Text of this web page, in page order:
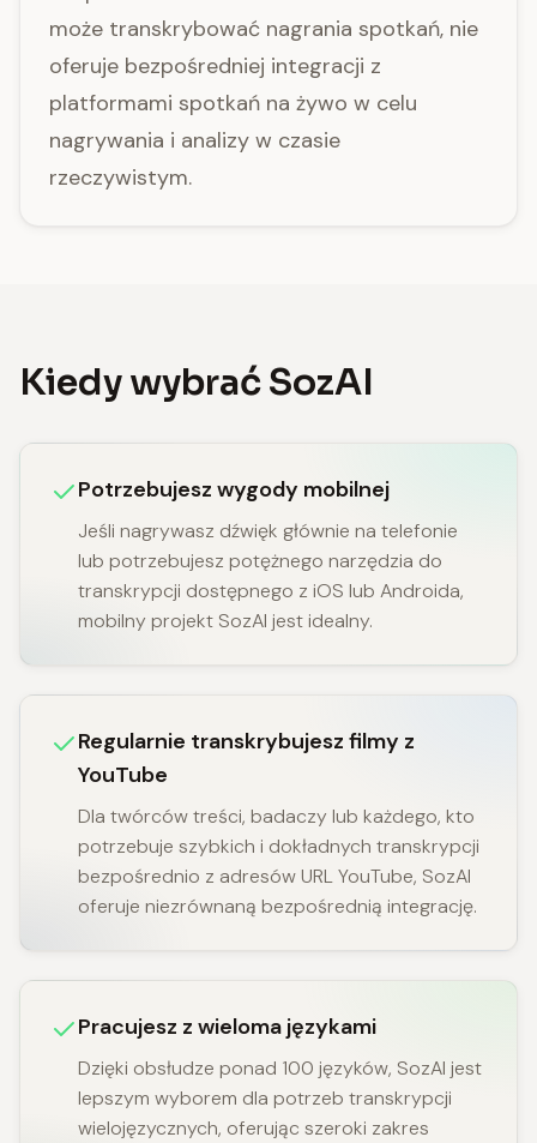
może transkrybować nagrania spotkań, nie
oferuje bezpośredniej integracji z
platformami spotkań na żywo w celu
nagrywania i analizy w czasie
rzeczywistym.
Kiedy wybrać SozAI
Potrzebujesz wygody mobilnej
Jeśli nagrywasz dźwięk głównie na telefonie
lub potrzebujesz potężnego narzędzia do
transkrypcji dostępnego z iOS lub Androida,
mobilny projekt SozAI jest idealny.
Regularnie transkrybujesz filmy z
YouTube
Dla twórców treści, badaczy lub każdego, kto
potrzebuje szybkich i dokładnych transkrypcji
bezpośrednio z adresów URL YouTube, SozAI
oferuje niezrównaną bezpośrednią integrację.
Pracujesz z wieloma językami
Dzięki obsłudze ponad 100 języków, SozAI jest
lepszym wyborem dla potrzeb transkrypcji
wielojęzycznych, oferując szeroki zakres